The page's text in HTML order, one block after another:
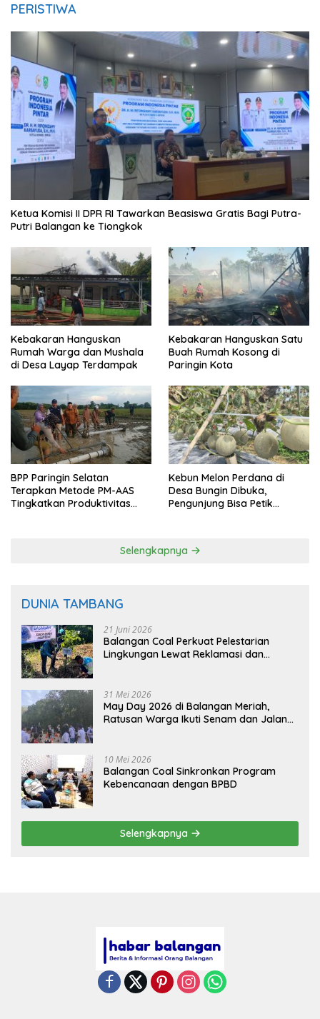
PERISTIWA
Ketua Komisi II DPR RI Tawarkan Beasiswa Gratis Bagi Putra-
Putri Balangan ke Tiongkok
Kebakaran Hanguskan
Rumah Warga dan Mushala
di Desa Layap Terdampak
Kebakaran Hanguskan Satu
Buah Rumah Kosong di
Paringin Kota
BPP Paringin Selatan
Terapkan Metode PM-AAS
Tingkatkan Produktivitas
Kebun Melon Perdana di
Desa Bungin Dibuka,
Pengunjung Bisa Petik
Selengkapnya
DUNIA TAMBANG
21 Juni 2026
Balangan Coal Perkuat Pelestarian
Lingkungan Lewat Reklamasi dan
31 Mei 2026
May Day 2026 di Balangan Meriah,
Ratusan Warga Ikuti Senam dan Jalan
10 Mei 2026
Balangan Coal Sinkronkan Program
Kebencanaan dengan BPBD
Selengkapnya